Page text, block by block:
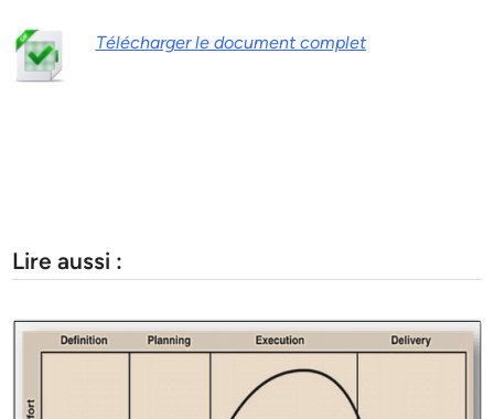
Télécharger le document complet
Lire aussi :